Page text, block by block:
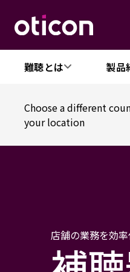
難聴とは 製品
Choose a different
your location
店舗の業務を効